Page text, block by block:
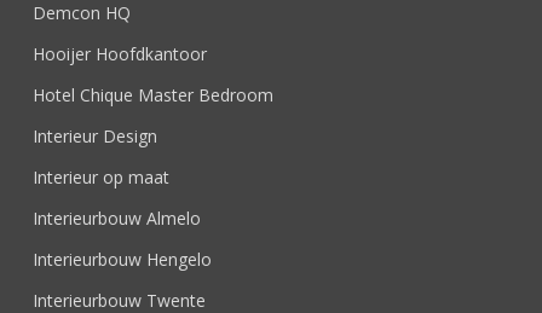
Demcon HQ
Hooijer Hoofdkantoor
Hotel Chique Master Bedroom
Interieur Design
Interieur op maat
Interieurbouw Almelo
Interieurbouw Hengelo
Interieurbouw Twente